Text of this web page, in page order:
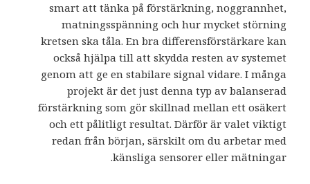
smart att tänka på förstärkning, noggrannhet,
matningsspänning och hur mycket störning
kretsen ska tåla. En bra differensförstärkare kan
också hjälpa till att skydda resten av systemet
genom att ge en stabilare signal vidare. I många
projekt är det just denna typ av balanserad
förstärkning som gör skillnad mellan ett osäkert
och ett pålitligt resultat. Därför är valet viktigt
redan från början, särskilt om du arbetar med
känsliga sensorer eller mätningar.